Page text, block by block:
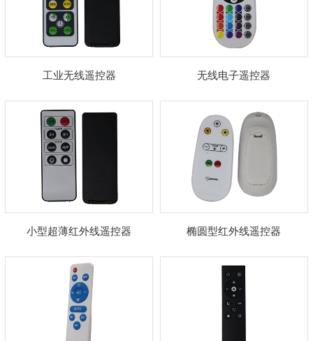
工业无线遥控器 无线电子遥控器
小型超薄红外线遥控器 椭圆型红外线遥控器